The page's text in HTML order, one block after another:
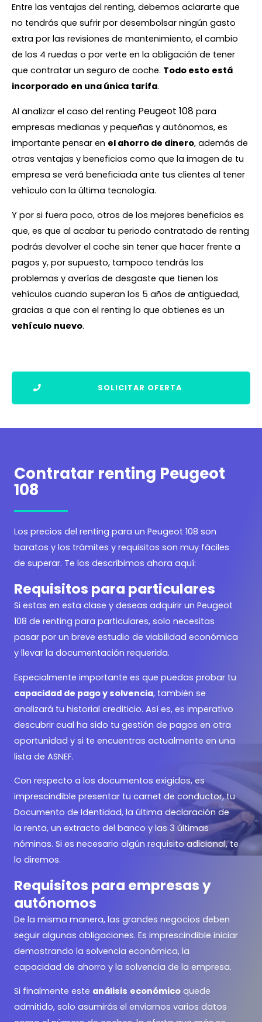
Entre las ventajas del renting, debemos aclararte que
no tendrás que sufrir por desembolsar ningún gasto
extra por las revisiones de mantenimiento, el cambio
de los 4 ruedas o por verte en la obligación de tener
que contratar un seguro de coche. Todo esto está
incorporado en una única tarifa.
Al analizar el caso del renting Peugeot 108 para
empresas medianas y pequeñas y autónomos, es
importante pensar en el ahorro de dinero, además de
otras ventajas y beneficios como que la imagen de tu
empresa se verá beneficiada ante tus clientes al tener
vehículo con la última tecnología.
Y por si fuera poco, otros de los mejores beneficios es
que, es que al acabar tu periodo contratado de renting
podrás devolver el coche sin tener que hacer frente a
pagos y, por supuesto, tampoco tendrás los
problemas y averías de desgaste que tienen los
vehículos cuando superan los 5 años de antigüedad,
gracias a que con el renting lo que obtienes es un
vehículo nuevo.
SOLICITAR OFERTA
Contratar renting Peugeot
108
Los precios del renting para un Peugeot 108 son
baratos y los trámites y requisitos son muy fáciles
de superar. Te los describimos ahora aquí:
Requisitos para particulares
Si estas en esta clase y deseas adquirir un Peugeot
108 de renting para particulares, solo necesitas
pasar por un breve estudio de viabilidad económica
y llevar la documentación requerida.
Especialmente importante es que puedas probar tu
capacidad de pago y solvencia, también se
analizará tu historial crediticio. Así es, es imperativo
descubrir cual ha sido tu gestión de pagos en otra
oportunidad y si te encuentras actualmente en una
lista de ASNEF.
Con respecto a los documentos exigidos, es
imprescindible presentar tu carnet de conductor, tu
Documento de Identidad, la última declaración de
la renta, un extracto del banco y las 3 últimas
nóminas. Si es necesario algún requisito adicional, te
lo diremos.
Requisitos para empresas y
autónomos
De la misma manera, las grandes negocios deben
seguir algunas obligaciones. Es imprescindible iniciar
demostrando la solvencia económica, la
capacidad de ahorro y la solvencia de la empresa.
Si finalmente este análisis económico quede
admitido, solo asumirás el enviarnos varios datos